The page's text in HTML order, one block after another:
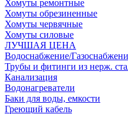
Хомуты ремонтные
Хомуты обрезиненные
Хомуты червячные
Хомуты силовые
ЛУЧШАЯ ЦЕНА
Водоснабжение/
Трубы и фитинги из нерж.
Канализация
Водонагреватели
Баки для воды, емкости
Греющий кабель